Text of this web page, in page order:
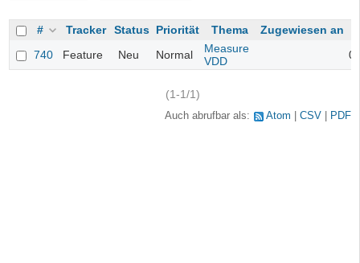
# Tracker Status Priorität Thema
Zugewiesen an
740
Feature Neu Normal
Measure
VDD
(1-1/1)
Auch abrufbar als: Atom CSV PDF